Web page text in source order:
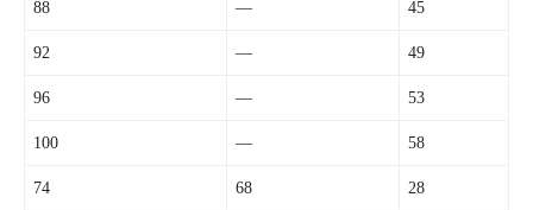
88 — 45
92 — 49
96 — 53
100 — 58
74 68 28